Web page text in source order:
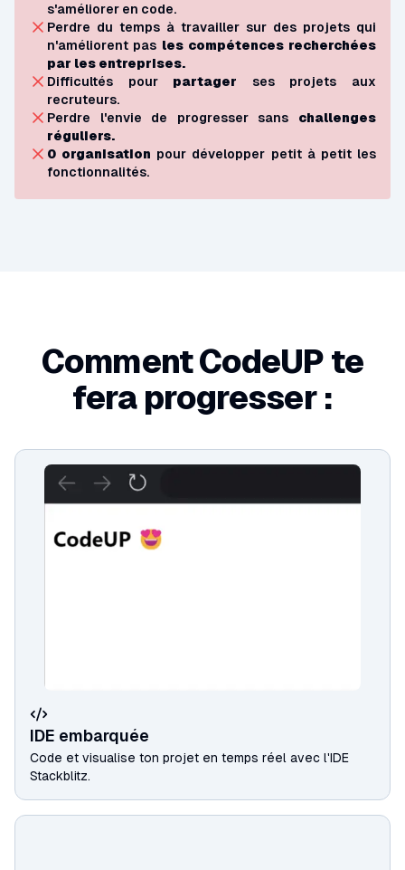
s'améliorer en code.
Perdre du temps à travailler sur des projets qui
n'améliorent pas les compétences recherchées
par les entreprises.
Difficultés pour partager ses projets aux
recruteurs.
Perdre l'envie de progresser sans challenges
réguliers.
0 organisation pour développer petit à petit les
fonctionnalités.
Comment CodeUP te
fera progresser :
IDE embarquée
Code et visualise ton projet en temps réel avec l'IDE
Stackblitz.